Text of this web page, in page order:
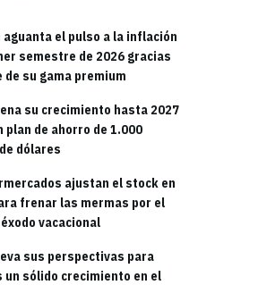
aguanta el pulso a la inflación
semestre de 2026 gracias
de su gama premium
su crecimiento hasta 2027
plan de ahorro de 1.000
dólares
ajustan el stock en
frenar las mermas por el
vacacional
sus perspectivas para
un sólido crecimiento en el